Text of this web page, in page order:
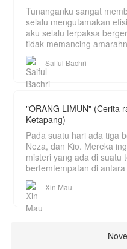
Tunanganku sangat
selalu mengutamakan
aku selalu terpaksa
Saiful Bachri
"ORANG LIMUN" (Cerita
Ketapang)
Pada suatu hari ada tiga
Neza, dan Kio. Mereka
misteri yang ada di suatu
bertemtempatan di
Xin Mau